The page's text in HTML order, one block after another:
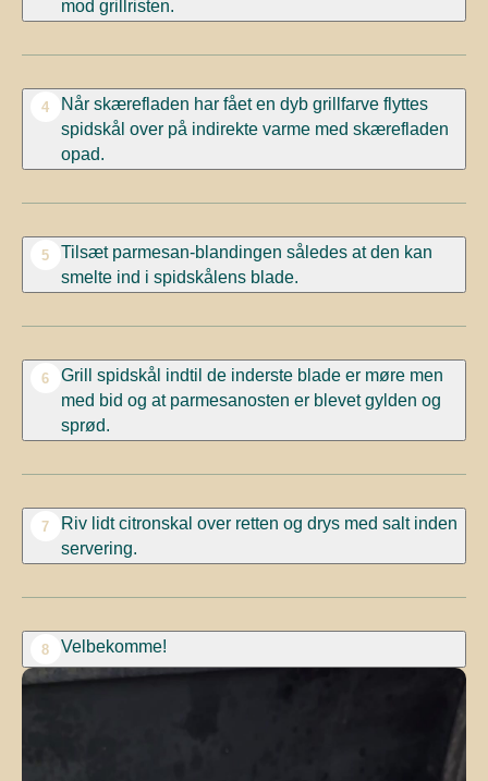
mod grillristen.
4
Når skærefladen har fået en dyb grillfarve flyttes
spidskål over på indirekte varme med skærefladen
opad.
5
Tilsæt parmesan-blandingen således at den kan
smelte ind i spidskålens blade.
6
Grill spidskål indtil de inderste blade er møre men
med bid og at parmesanosten er blevet gylden og
sprød.
7
Riv lidt citronskal over retten og drys med salt inden
servering.
8 Velbekomme!